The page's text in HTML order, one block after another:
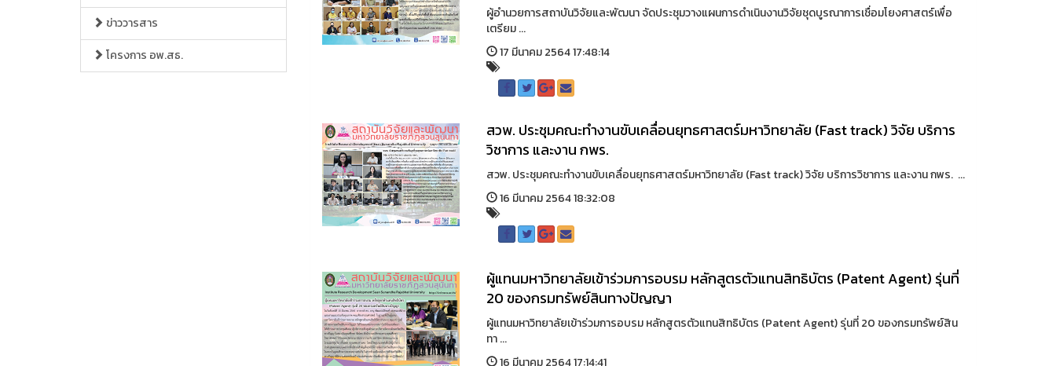
ข่าววารสาร
โครงการ อพ.สธ.
ผู้อำนวยการสถาบันวิจัยและพัฒนา จัดประชุมวางแผนการดำเนินงานวิจัยชุดบูรณาการเชื่อมโยงศาสตร์เพื่อ
เตรียม ...
17 มีนาคม 2564 17:48:14
สวพ. ประชุมคณะทำงานขับเคลื่อนยุทธศาสตร์มหาวิทยาลัย (Fast track) วิจัย บริการ
วิชาการ และงาน กพร.
สวพ. ประชุมคณะทำงานขับเคลื่อนยุทธศาสตร์มหาวิทยาลัย (Fast track) วิจัย บริการวิชาการ และงาน กพร. ...
16 มีนาคม 2564 18:32:08
ผู้แทนมหาวิทยาลัยเข้าร่วมการอบรม หลักสูตรตัวแทนสิทธิบัตร (Patent Agent) รุ่นที่
20 ของกรมทรัพย์สินทางปัญญา
ผู้แทนมหาวิทยาลัยเข้าร่วมการอบรม หลักสูตรตัวแทนสิทธิบัตร (Patent Agent) รุ่นที่ 20 ของกรมทรัพย์สิน
ทา ...
16 มีนาคม 2564 17:14:41